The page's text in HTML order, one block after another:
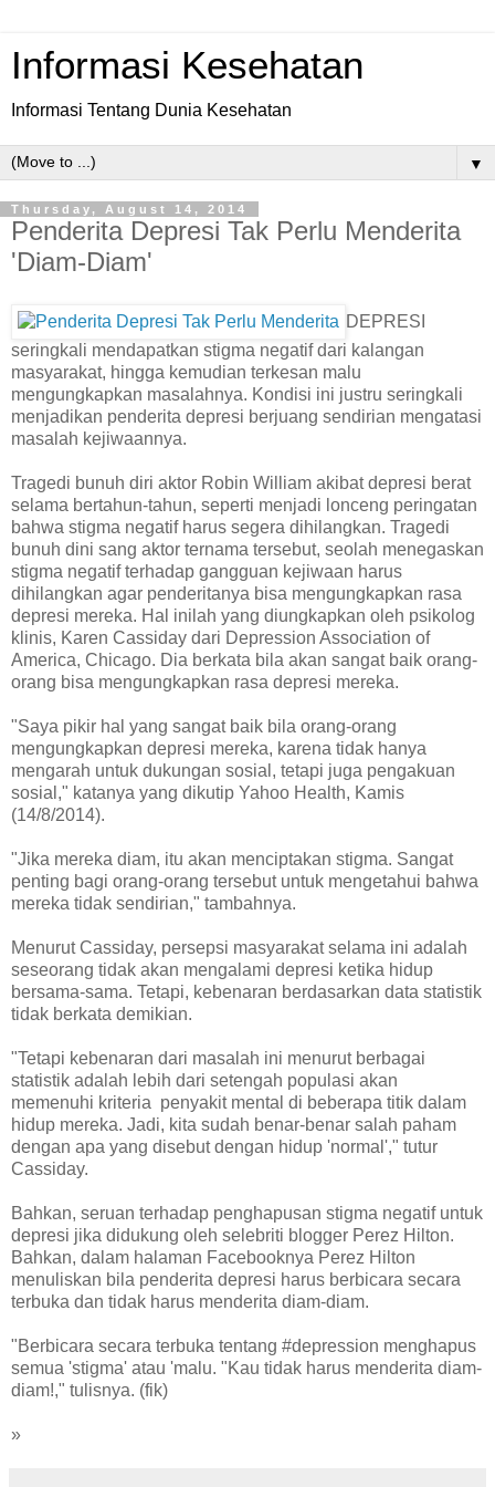
Informasi Kesehatan
Informasi Tentang Dunia Kesehatan
▼
Thursday, August 14, 2014
Penderita Depresi Tak Perlu Menderita
'Diam-Diam'
DEPRESI
seringkali mendapatkan stigma negatif dari kalangan
masyarakat, hingga kemudian terkesan malu
mengungkapkan masalahnya. Kondisi ini justru seringkali
menjadikan penderita depresi berjuang sendirian mengatasi
masalah kejiwaannya.
Tragedi bunuh diri aktor Robin William akibat depresi berat
selama bertahun-tahun, seperti menjadi lonceng peringatan
bahwa stigma negatif harus segera dihilangkan. Tragedi
bunuh dini sang aktor ternama tersebut, seolah menegaskan
stigma negatif terhadap gangguan kejiwaan harus
dihilangkan agar penderitanya bisa mengungkapkan rasa
depresi mereka. Hal inilah yang diungkapkan oleh psikolog
klinis, Karen Cassiday dari Depression Association of
America, Chicago. Dia berkata bila akan sangat baik orang-
orang bisa mengungkapkan rasa depresi mereka.
"Saya pikir hal yang sangat baik bila orang-orang
mengungkapkan depresi mereka, karena tidak hanya
mengarah untuk dukungan sosial, tetapi juga pengakuan
sosial," katanya yang dikutip Yahoo Health, Kamis
(14/8/2014).
"Jika mereka diam, itu akan menciptakan stigma. Sangat
penting bagi orang-orang tersebut untuk mengetahui bahwa
mereka tidak sendirian," tambahnya.
Menurut Cassiday, persepsi masyarakat selama ini adalah
seseorang tidak akan mengalami depresi ketika hidup
bersama-sama. Tetapi, kebenaran berdasarkan data statistik
tidak berkata demikian.
"Tetapi kebenaran dari masalah ini menurut berbagai
statistik adalah lebih dari setengah populasi akan
memenuhi kriteria penyakit mental di beberapa titik dalam
hidup mereka. Jadi, kita sudah benar-benar salah paham
dengan apa yang disebut dengan hidup 'normal'," tutur
Cassiday.
Bahkan, seruan terhadap penghapusan stigma negatif untuk
depresi jika didukung oleh selebriti blogger Perez Hilton.
Bahkan, dalam halaman Facebooknya Perez Hilton
menuliskan bila penderita depresi harus berbicara secara
terbuka dan tidak harus menderita diam-diam.
"Berbicara secara terbuka tentang #depression menghapus
semua 'stigma' atau 'malu. "Kau tidak harus menderita diam-
diam!," tulisnya. (fik)
»